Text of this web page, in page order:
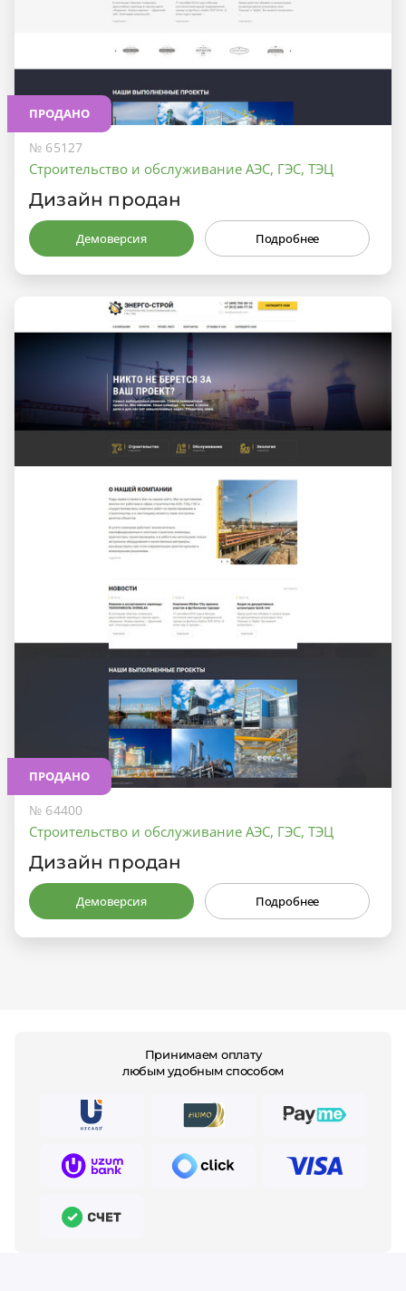
ПРОДАНО
№ 65127
Строительство и обслуживание АЭС, ГЭС, ТЭЦ
Дизайн продан
Демоверсия Подробнее
ПРОДАНО
№ 64400
Строительство и обслуживание АЭС, ГЭС, ТЭЦ
Дизайн продан
Демоверсия Подробнее
Принимаем оплату
любым удобным способом